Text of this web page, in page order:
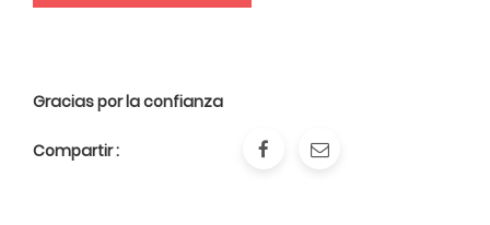
Gracias por la confianza
Compartir :